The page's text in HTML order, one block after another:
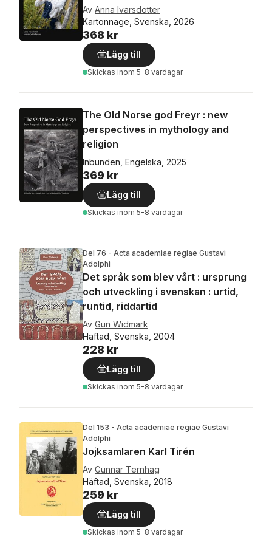
Av Anna Ivarsdotter
Kartonnage, Svenska, 2026
368 kr
Lägg till
Skickas inom 5-8 vardagar
The Old Norse god Freyr : new
perspectives in mythology and
religion
Inbunden, Engelska, 2025
369 kr
Lägg till
Skickas inom 5-8 vardagar
Del 76 - Acta academiae regiae Gustavi
Adolphi
Det språk som blev vårt : ursprung
och utveckling i svenskan : urtid,
runtid, riddartid
Av Gun Widmark
Häftad, Svenska, 2004
228 kr
Lägg till
Skickas inom 5-8 vardagar
Del 153 - Acta academiae regiae Gustavi
Adolphi
Jojksamlaren Karl Tirén
Av Gunnar Ternhag
Häftad, Svenska, 2018
259 kr
Lägg till
Skickas inom 5-8 vardagar